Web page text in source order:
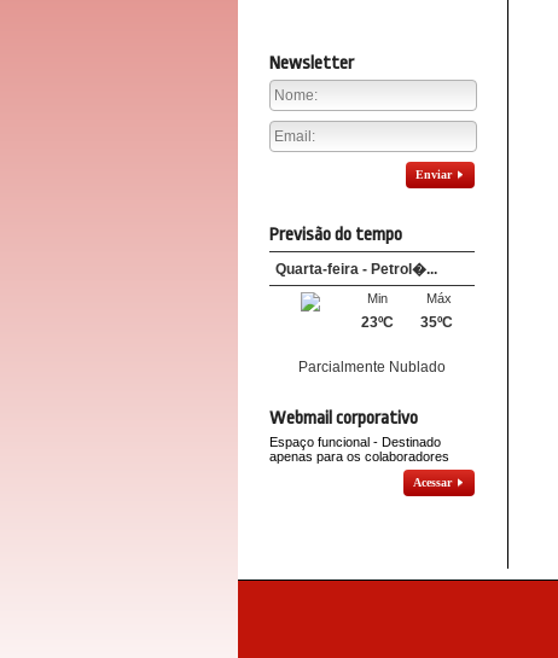
Newsletter
Enviar
Previsão do tempo
Quarta-feira - Petrol�...
Máx
35ºC
Min
23ºC
Parcialmente Nublado
Webmail corporativo
Espaço funcional - Destinado
apenas para os colaboradores
Acessar